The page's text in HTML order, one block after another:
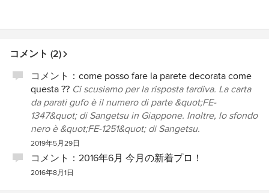
コメント (2)
コメント： come posso fare la parete decorata come
questa ?? Ci scusiamo per la risposta tardiva. La carta
da parati gufo è il numero di parte &quot;FE-
1347&quot; di Sangetsu in Giappone. Inoltre, lo sfondo
nero è &quot;FE-1251&quot; di Sangetsu.
2019年5月29日
コメント： 2016年6月 今月の新着プロ！
2016年8月1日